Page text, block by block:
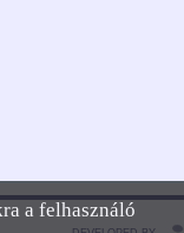
a felhasználó